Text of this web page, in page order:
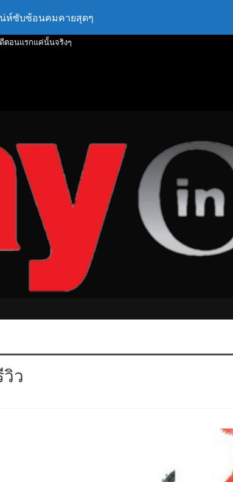
น่ห์ซับซ้อนคมคายสุดๆ
ตอนแรกแค่นั้นจริงๆ
ว